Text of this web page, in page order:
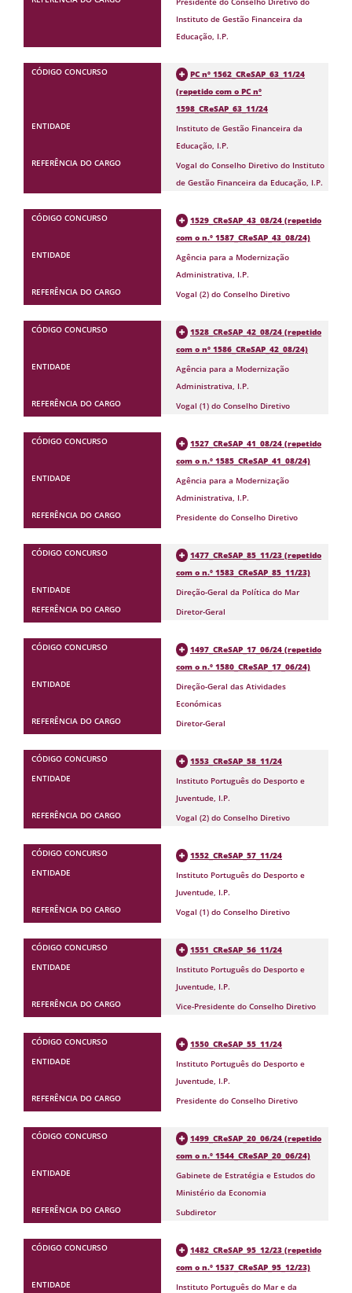
Instituto de Gestão Financeira da
Educação, I.P.
PC nº 1562_CReSAP_63_11/24
(repetido com o PC nº
1598_CReSAP_63_11/24
Instituto de Gestão Financeira da
Educação, I.P.
Vogal do Conselho Diretivo do Instituto
de Gestão Financeira da Educação, I.P.
1529_CReSAP_43_08/24 (repetido
com o n.º 1587_CReSAP_43_08/24)
Agência para a Modernização
Administrativa, I.P.
Vogal (2) do Conselho Diretivo
1528_CReSAP_42_08/24 (repetido
com o nº 1586_CReSAP_42_08/24)
Agência para a Modernização
Administrativa, I.P.
Vogal (1) do Conselho Diretivo
1527_CReSAP_41_08/24 (repetido
com o n.º 1585_CReSAP_41_08/24)
Agência para a Modernização
Administrativa, I.P.
Presidente do Conselho Diretivo
1477_CReSAP_85_11/23 (repetido
com o n.º 1583_CReSAP_85_11/23)
Direção-Geral da Política do Mar
Diretor-Geral
1497_CReSAP_17_06/24 (repetido
com o n.º 1580_CReSAP_17_06/24)
Direção-Geral das Atividades
Económicas
Diretor-Geral
1553_CReSAP_58_11/24
Instituto Português do Desporto e
Juventude, I.P.
Vogal (2) do Conselho Diretivo
1552_CReSAP_57_11/24
Instituto Português do Desporto e
Juventude, I.P.
Vogal (1) do Conselho Diretivo
1551_CReSAP_56_11/24
Instituto Português do Desporto e
Juventude, I.P.
Vice-Presidente do Conselho Diretivo
1550_CReSAP_55_11/24
Instituto Português do Desporto e
Juventude, I.P.
Presidente do Conselho Diretivo
1499_CReSAP_20_06/24 (repetido
com o n.º 1544_CReSAP_20_06/24)
Gabinete de Estratégia e Estudos do
Ministério da Economia
Subdiretor
1482_CReSAP_95_12/23 (repetido
com o n.º 1537_CReSAP_95_12/23)
Instituto Português do Mar e da